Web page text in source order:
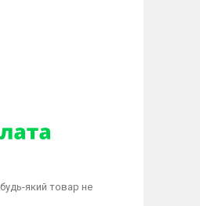
який товар не